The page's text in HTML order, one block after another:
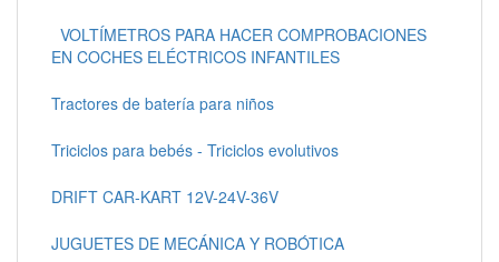
VOLTÍMETROS PARA HACER COMPROBACIONES
EN COCHES ELÉCTRICOS INFANTILES
Tractores de batería para niños
Triciclos para bebés - Triciclos evolutivos
DRIFT CAR-KART 12V-24V-36V
JUGUETES DE MECÁNICA Y ROBÓTICA